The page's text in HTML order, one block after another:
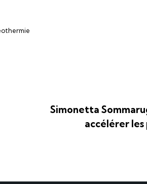
Simonetta
accélérer